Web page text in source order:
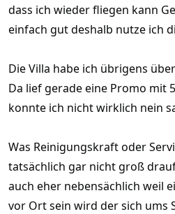
Economy. Essen war nicht gut und
als bei den Arabischen. Dennoch
Flug über Nacht und ohne
dass ich wieder fliegen kann
einfach gut deshalb nutze ich
Die Villa habe ich übrigens
Da lief gerade eine Promo mit
konnte ich nicht wirklich nein
Was Reinigungskraft oder
tatsächlich gar nicht groß
auch eher nebensächlich weil
vor Ort sein wird der sich ums